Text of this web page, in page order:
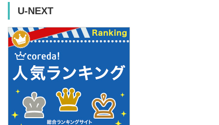
U-NEXT